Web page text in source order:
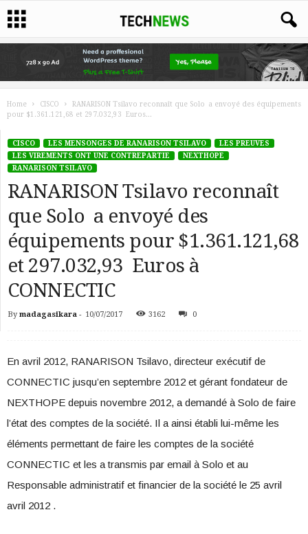
Home CISCO
RANARISON Tsilavo reconnaît que Solo a envoyé des équipements
pour $1.361.121,68 et 297.032,93 Euros...
CISCO LES MENSONGES DE RANARISON TSILAVO
LES PREUVES
LES VIREMENTS ONT UNE CONTREPARTIE
NEXTHOPE
RANARISON TSILAVO
RANARISON Tsilavo reconnaît
que Solo a envoyé des
équipements pour $1.361.121,68
et 297.032,93 Euros à
CONNECTIC
By madagasikara - 10/07/2017 3162 0
En avril 2012, RANARISON Tsilavo, directeur exécutif de
CONNECTIC jusqu’en septembre 2012 et gérant fondateur de
NEXTHOPE depuis novembre 2012, a demandé à Solo de faire
l’état des comptes de la société. Il a ainsi établi lui-même les
éléments permettant de faire les comptes de la société
CONNECTIC et les a transmis par email à Solo et au
Responsable administratif et financier de la société le 25 avril
avril 2012 .